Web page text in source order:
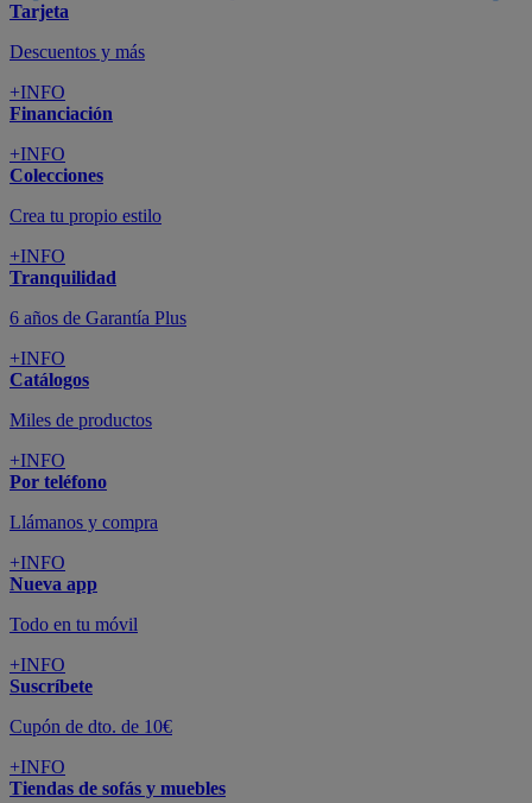
Tarjeta
Descuentos y más
+INFO
Financiación
+INFO
Colecciones
Crea tu propio estilo
+INFO
Tranquilidad
6 años de Garantía Plus
+INFO
Catálogos
Miles de productos
+INFO
Por teléfono
Llámanos y compra
+INFO
Nueva app
Todo en tu móvil
+INFO
Suscríbete
Cupón de dto. de 10€
+INFO
Tiendas de sofás y muebles